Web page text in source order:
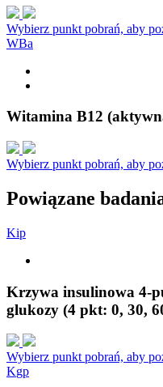
Wybierz punkt pobrań, aby
WBa
Witamina B12
Wybierz punkt pobrań, aby
Powiązane
Kip
Krzywa insulinowa 4-
glukozy (4 pkt: 0, 30,
Wybierz punkt pobrań, aby
Kgp